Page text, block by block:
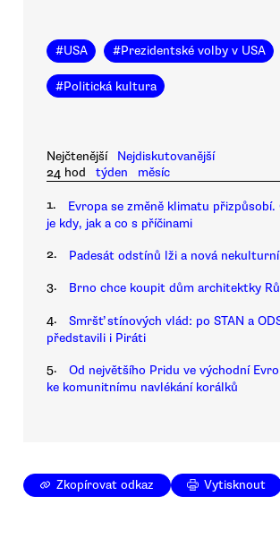
#USA #Prezidentské volby v USA
#Politická kultura
Nejčtenější
Nejdiskutovanější
24 hod
týden měsíc
1.
Evropa se změně klimatu přizpůsobí.
je kdy, jak a co s příčinami
2. Padesát odstínů lži a nová
3. Brno chce koupit dům architektky
4.
Smršť stínových vlád: po STAN a
představili i Piráti
5.
Od největšího Pridu ve východní
ke komunitnímu navlékání korálků
Zkopírovat odkaz Vytisknout